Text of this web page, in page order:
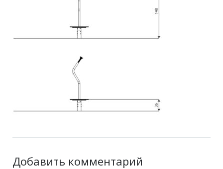
Добавить комментарий